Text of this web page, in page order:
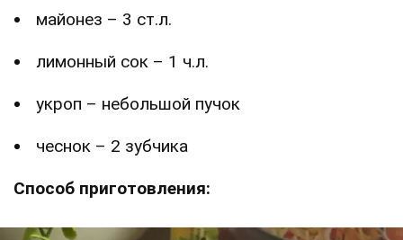
майонез – 3 ст.л.
лимонный сок – 1 ч.л.
укроп – небольшой пучок
чеснок – 2 зубчика
Способ приготовления: